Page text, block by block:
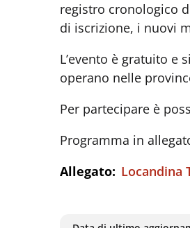
registro cronologico
di iscrizione, i nuovi
L’evento è gratuito
operano nelle
Per partecipare è
Programma in
Allegato: Locandina